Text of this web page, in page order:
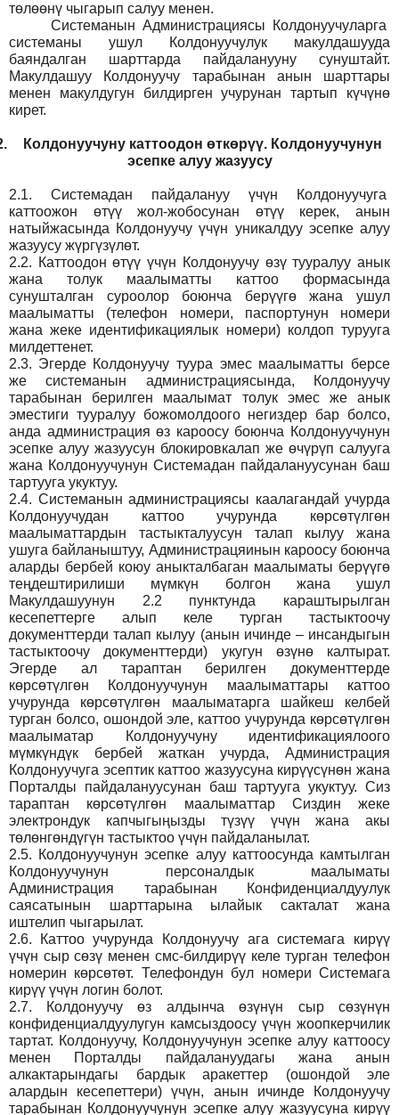
төлөөнү чыгарып салуу менен.
СистеманынАдминистрациясы Колдонуучуларга
системаны ушул Колдонуучулук макулдашууда
баяндалган шарттарда пайдаланууну сунуштайт.
Макулдашуу Колдонуучу тарабынан анын шарттары
менен макулдугун билдирген учурунан тартып күчүнө
кирет.
Колдонуучуну каттоодон өткөрүү. Колдонуучунун
эсепке алуу жазуусу
2.1.
Системадан пайдалануу үчүн Колдонуучуга
каттоожон өтүү жол-жобосунан өтүү керек, анын
натыйжасында Колдонуучу үчүн уникалдуу эсепке алуу
жазуусу жүргүзүлөт.
2.2. Каттоодон өтүү үчүн Колдонуучу өзү тууралуу анык
жана толук маалыматты каттоо формасында
сунушталган суроолор боюнча берүүгө жана ушул
маалыматты (телефон номери, паспортунун номери
жана жеке идентификациялык номери) колдоп турууга
милдеттенет.
2.3. Эгерде Колдонуучу туура эмес маалыматты берсе
же системанын администрациясында, Колдонуучу
тарабынан берилген маалымат толук эмес же анык
эместиги тууралуу божомолдоого негиздер бар болсо,
анда администрация өз кароосу боюнча Колдонуучунун
эсепке алуу жазуусун блокировкалап же өчүрүп салууга
жана Колдонуучунун Системадан пайдалануусунан баш
тартууга укуктуу.
2.4. Системанын администрациясы каалагандай учурда
Колдонуучудан каттоо учурунда көрсөтүлгөн
маалыматтардын тастыкталуусун талап кылуу жана
ушуга байланыштуу, Администрацяинын кароосу боюнча
аларды бербей коюу аныкталбаган маалыматы берүүгө
теңдештирилиши мүмкүн болгон жана ушул
Макулдашуунун 2.2 пунктунда караштырылган
кесепеттерге алып келе турган тастыктоочу
документтерди талап кылуу (анын ичинде – инсандыгын
тастыктоочу документтерди) укугун өзүнө калтырат.
Эгерде ал тараптан берилген документтерде
көрсөтүлгөн Колдонуучунун маалыматтары каттоо
учурунда көрсөтүлгөн маалыматарга шайкеш келбей
турган болсо, ошондой эле, каттоо учурунда көрсөтүлгөн
маалыматар Колдонуучуну идентификациялоого
мүмкүндүк бербей жаткан учурда, Администрация
Колдонуучуга эсептик каттоо жазуусуна кирүүсүнөн жана
Порталды пайдалануусунан баш тартууга укуктуу. Сиз
тараптан көрсөтүлгөн маалыматтар Сиздин жеке
электрондук капчыгыңызды түзүү үчүн жана акы
төлөнгөндүгүн тастыктоо үчүн пайдаланылат.
2.5. Колдонуучунун эсепке алуу каттоосунда камтылган
Колдонуучунун персоналдык маалыматы
Администрация тарабынан Конфиденциалдуулук
саясатынын шарттарына ылайык сакталат жана
иштелип чыгарылат.
2.6.
Каттоо учурунда Колдонуучу ага системага кирүү
үчүн сыр сөзү менен смс-билдирүү келе турган телефон
номерин көрсөтөт. Телефондун бул номери Системага
кирүү үчүн логин болот.
2.7.
Колдонуучу өз алдынча өзүнүн сыр сөзүнүн
конфиденциалдуулугун камсыздоосу үчүн жоопкерчилик
тартат. Колдонуучу, Колдонуучунун эсепке алуу каттоосу
менен Порталды пайдалануудагы жана анын
алкактарындагы бардык аракеттер (ошондой эле
алардын кесепеттери) үчүн, анын ичинде Колдонуучу
тарабынан Колдонуучунун эсепке алуу жазуусуна кирүү